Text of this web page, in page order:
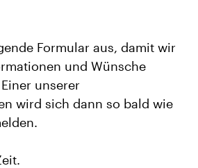
Formular aus, damit wir
und Wünsche
unserer
wird sich dann so bald wie